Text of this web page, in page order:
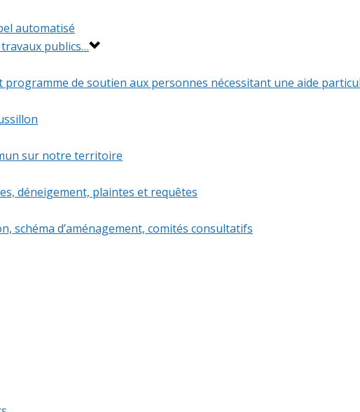
automatisé
publics…
de soutien aux personnes nécessitant une aide
sur notre territoire
déneigement, plaintes et requêtes
schéma d’aménagement, comités consultatifs